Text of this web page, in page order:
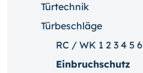
Türtechnik
Türbeschläge
RC / WK 1 2 3 4 5 6
Einbruchschutz